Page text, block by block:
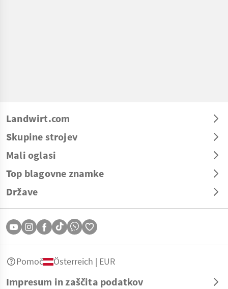
Landwirt.com
Skupine strojev
Mali oglasi
Top blagovne znamke
Države
Impresum in zaščita podatkov
Pomoč Österreich | EUR